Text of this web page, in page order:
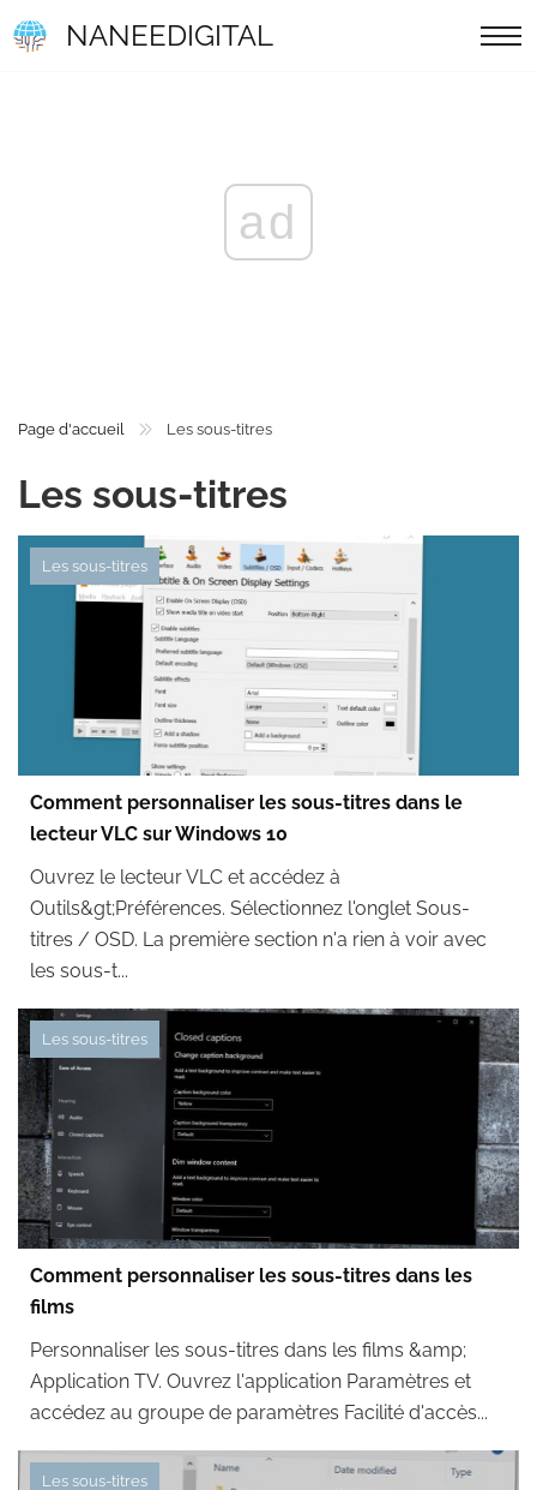
NANEEDIGITAL
ad
Page d'accueil Les sous-titres
Les sous-titres
Les sous-titres
Comment personnaliser les sous-titres dans le
lecteur VLC sur Windows 10
Ouvrez le lecteur VLC et accédez à
Outils&gt;Préférences. Sélectionnez l'onglet Sous-
titres / OSD. La première section n'a rien à voir avec
les sous-t...
Les sous-titres
Comment personnaliser les sous-titres dans les
films
Personnaliser les sous-titres dans les films &amp;
Application TV. Ouvrez l'application Paramètres et
accédez au groupe de paramètres Facilité d'accès...
Les sous-titres